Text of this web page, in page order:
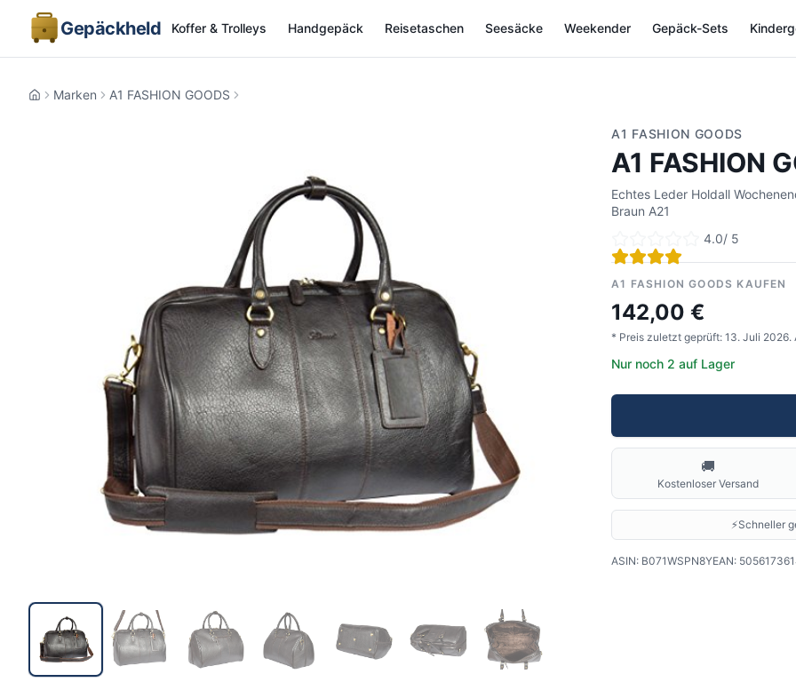
Gepäckheld Koffer & Trolleys Handgepäck Reisetaschen Seesäcke Weekender Gepäck-Sets
HomeMarken A1 FASHION GOODS
A1 FASHION GOODS
A1 FASHION
Echtes Leder Holdall
Braun A21
4.0/ 5
A1 FASHION GOODS KAUFEN
142,00 €
* Preis zuletzt geprüft: 13. Juli 2026.
Nur noch 2 auf Lager
🚚
Kostenloser Versand
⚡Schneller
ASIN: B071WSPN8YEAN: